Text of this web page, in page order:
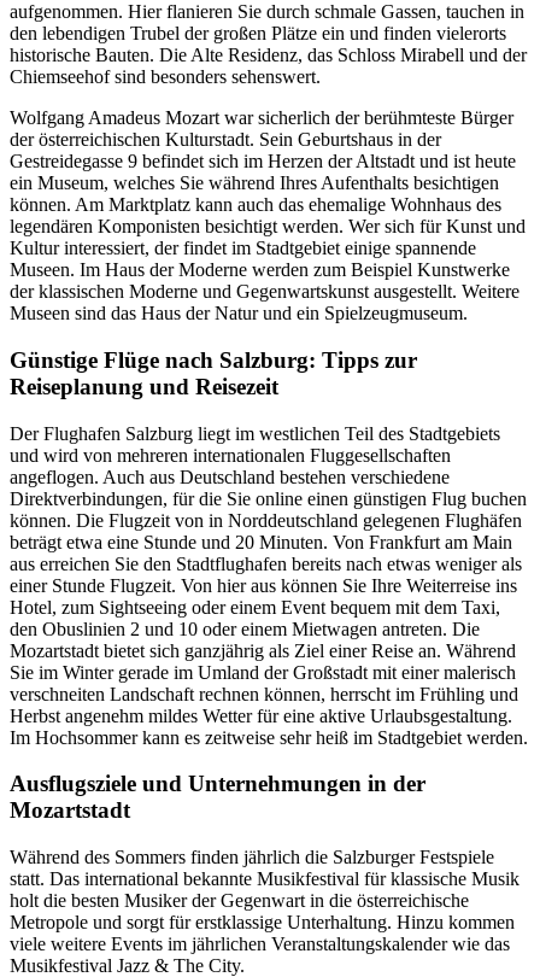
aufgenommen. Hier flanieren Sie durch schmale Gassen, tauchen in
den lebendigen Trubel der großen Plätze ein und finden vielerorts
historische Bauten. Die Alte Residenz, das Schloss Mirabell und der
Chiemseehof sind besonders sehenswert.
Wolfgang Amadeus Mozart war sicherlich der berühmteste Bürger
der österreichischen Kulturstadt. Sein Geburtshaus in der
Gestreidegasse 9 befindet sich im Herzen der Altstadt und ist heute
ein Museum, welches Sie während Ihres Aufenthalts besichtigen
können. Am Marktplatz kann auch das ehemalige Wohnhaus des
legendären Komponisten besichtigt werden. Wer sich für Kunst und
Kultur interessiert, der findet im Stadtgebiet einige spannende
Museen. Im Haus der Moderne werden zum Beispiel Kunstwerke
der klassischen Moderne und Gegenwartskunst ausgestellt. Weitere
Museen sind das Haus der Natur und ein Spielzeugmuseum.
Günstige Flüge nach Salzburg: Tipps zur
Reiseplanung und Reisezeit
Der Flughafen Salzburg liegt im westlichen Teil des Stadtgebiets
und wird von mehreren internationalen Fluggesellschaften
angeflogen. Auch aus Deutschland bestehen verschiedene
Direktverbindungen, für die Sie online einen günstigen Flug buchen
können. Die Flugzeit von in Norddeutschland gelegenen Flughäfen
beträgt etwa eine Stunde und 20 Minuten. Von Frankfurt am Main
aus erreichen Sie den Stadtflughafen bereits nach etwas weniger als
einer Stunde Flugzeit. Von hier aus können Sie Ihre Weiterreise ins
Hotel, zum Sightseeing oder einem Event bequem mit dem Taxi,
den Obuslinien 2 und 10 oder einem Mietwagen antreten. Die
Mozartstadt bietet sich ganzjährig als Ziel einer Reise an. Während
Sie im Winter gerade im Umland der Großstadt mit einer malerisch
verschneiten Landschaft rechnen können, herrscht im Frühling und
Herbst angenehm mildes Wetter für eine aktive Urlaubsgestaltung.
Im Hochsommer kann es zeitweise sehr heiß im Stadtgebiet werden.
Ausflugsziele und Unternehmungen in der
Mozartstadt
Während des Sommers finden jährlich die Salzburger Festspiele
statt. Das international bekannte Musikfestival für klassische Musik
holt die besten Musiker der Gegenwart in die österreichische
Metropole und sorgt für erstklassige Unterhaltung. Hinzu kommen
viele weitere Events im jährlichen Veranstaltungskalender wie das
Musikfestival Jazz & The City.